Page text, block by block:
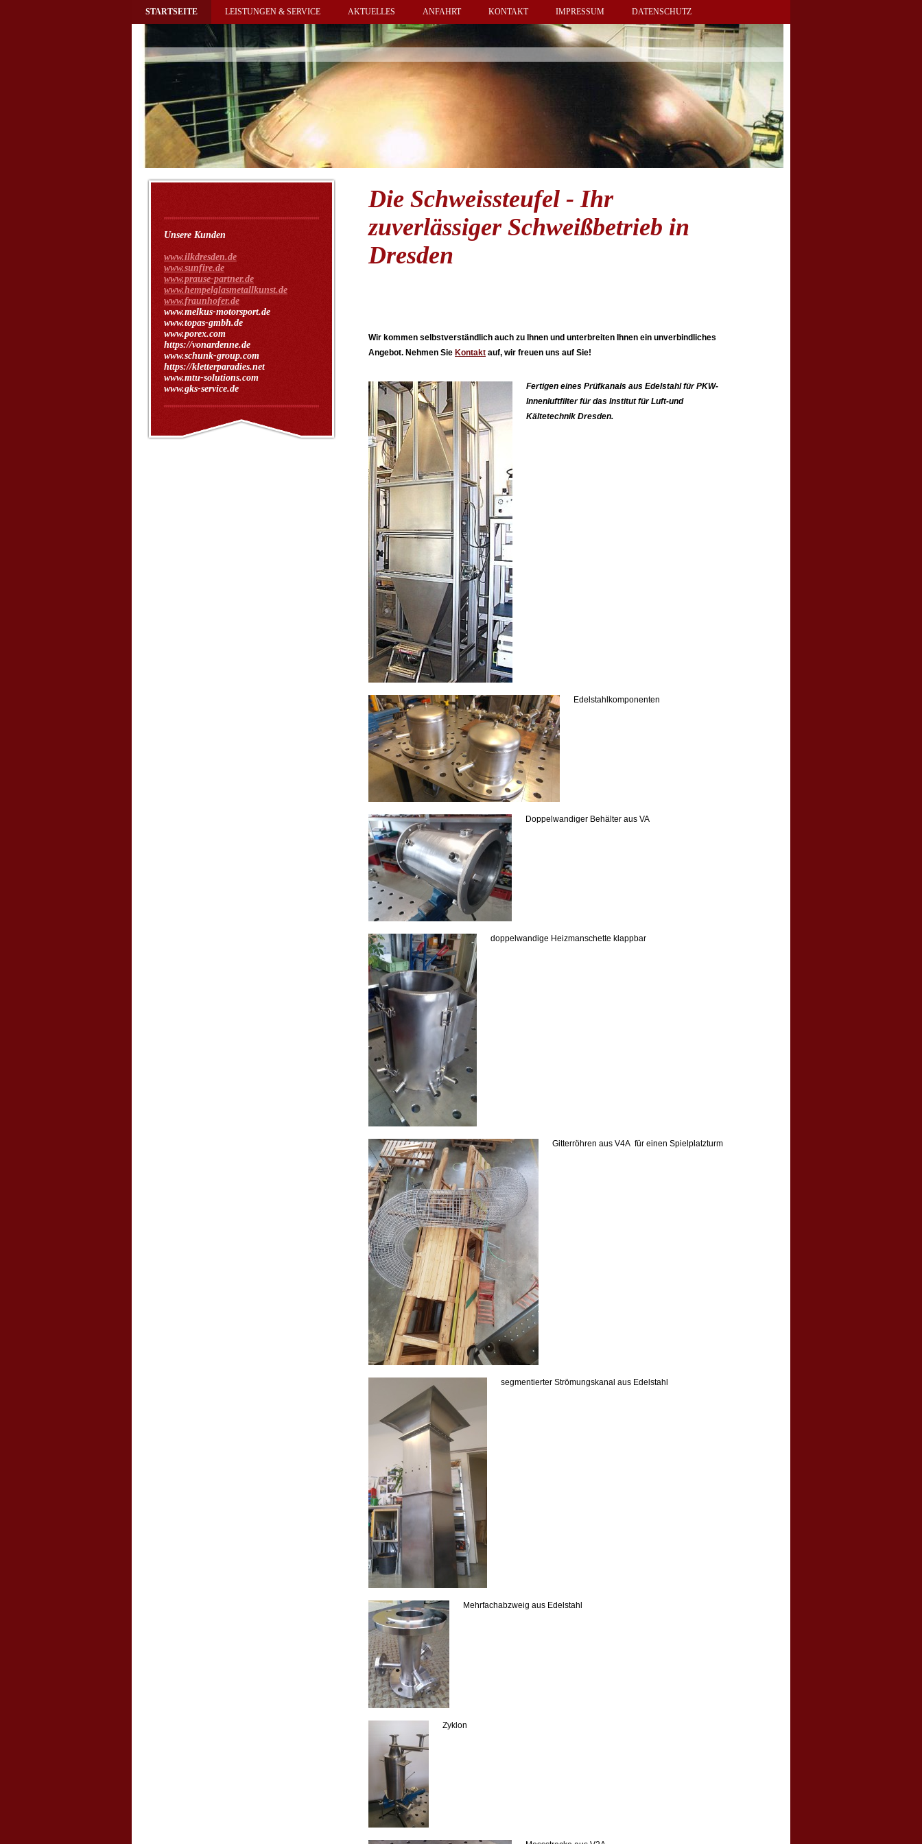
STARTSEITE LEISTUNGEN & SERVICE AKTUELLES ANFAHRT KONTAKT IMPRESSUM DATENSCHUTZ
Unsere Kunden
www.ilkdresden.de
www.sunfire.de
www.prause-partner.de
www.hempelglasmetallkunst.de
www.fraunhofer.de
www.melkus-motorsport.de
www.topas-gmbh.de
www.porex.com
https://vonardenne.de
www.schunk-group.com
https://kletterparadies.net
www.mtu-solutions.com
www.gks-service.de
Die Schweissteufel - Ihr
zuverlässiger Schweißbetrieb in
Dresden
Wir kommen selbstverständlich auch zu Ihnen und unterbreiten Ihnen ein unverbindliches
Angebot. Nehmen Sie Kontakt auf, wir freuen uns auf Sie!
Fertigen eines Prüfkanals aus Edelstahl für PKW-
Innenluftfilter für das Institut für Luft-und
Kältetechnik Dresden.
Edelstahlkomponenten
Doppelwandiger Behälter aus VA
doppelwandige Heizmanschette klappbar
Gitterröhren aus V4A für einen Spielplatzturm
segmentierter Strömungskanal aus Edelstahl
Mehrfachabzweig aus Edelstahl
Zyklon